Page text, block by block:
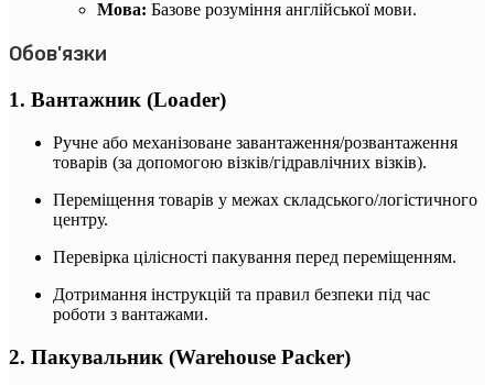
Мова: Базове розуміння англійської мови.
Обов'язки
1. Вантажник (Loader)
Ручне або механізоване завантаження/розвантаження
товарів (за допомогою візків/гідравлічних візків).
Переміщення товарів у межах складського/логістичного
центру.
Перевірка цілісності пакування перед переміщенням.
Дотримання інструкцій та правил безпеки під час
роботи з вантажами.
2. Пакувальник (Warehouse Packer)